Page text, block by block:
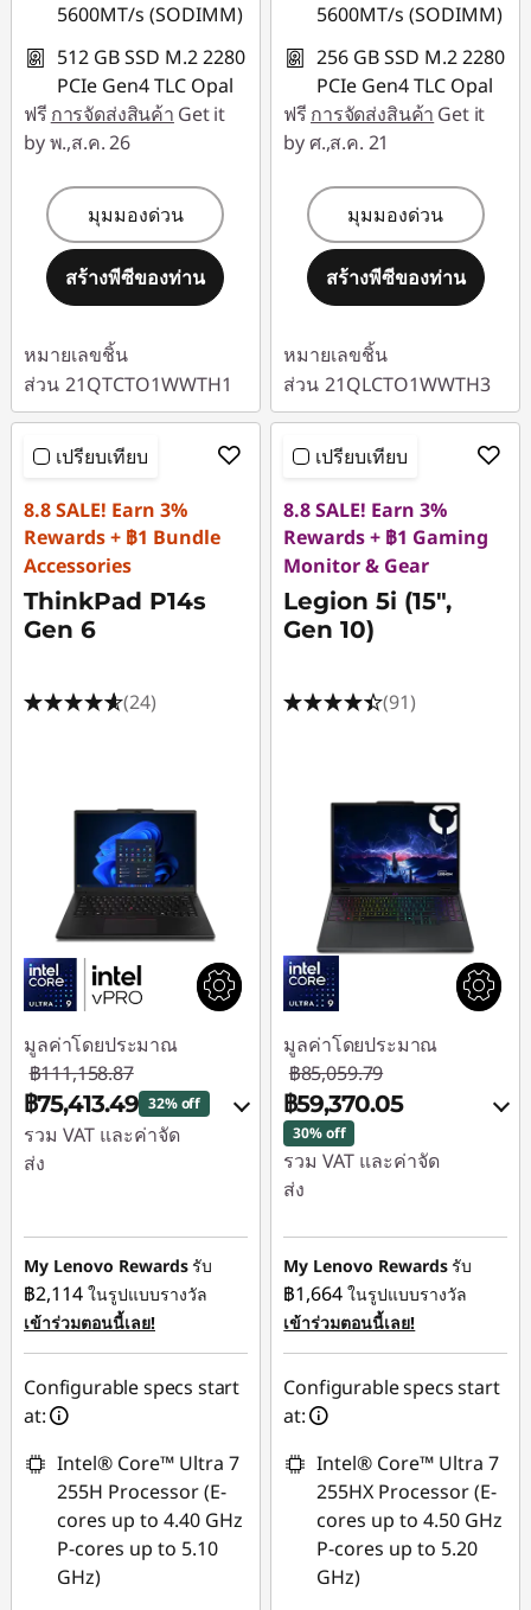
5600MT/s (SODIMM)
512 GB SSD M.2 2280
PCIe Gen4 TLC Opal
ฟรี การจัดส่งสินค้า Get it
by พ.,ส.ค. 26
มุมมองด่วน
สร้างพีซีของท่าน
หมายเลขชิ้น
ส่วน 21QTCTO1WWTH1
5600MT/s (SODIMM)
256 GB SSD M.2 2280
PCIe Gen4 TLC Opal
ฟรี การจัดส่งสินค้า Get it
by ศ.,ส.ค. 21
มุมมองด่วน
สร้างพีซีของท่าน
หมายเลขชิ้น
ส่วน 21QLCTO1WWTH3
เปรียบเทียบ
8.8 SALE! Earn 3%
Rewards + ฿1 Bundle
Accessories
ThinkPad P14s
Gen 6
(24)
มูลค่าโดยประมาณ
฿111,158.87
฿75,413.49 32% off
รวม VAT และค่าจัด
ส่ง
฿34,360.80
การประหยัด
eCoupon :-
฿1,384.58
ใช้ eCoupon :
My Lenovo Rewardsรับ
฿2,114 ในรูปแบบรางวัล
เข้าร่วมตอนนี้เลย!
Configurable specs start
at:
Intel® Core™ Ultra 7
255H Processor (E-
cores up to 4.40 GHz
P-cores up to 5.10
GHz)
เปรียบเทียบ
8.8 SALE! Earn 3%
Rewards + ฿1 Gaming
Monitor & Gear
Legion 5i (15",
Gen 10)
(91)
มูลค่าโดยประมาณ
฿85,059.79
฿59,370.05
30% off
รวม VAT และค่าจัด
ส่ง
ประหยัดทันที :-
฿25,391.70
หรือ
eCoupon :
฿25,689.74
combined
ใช้ eCoupon :
MIDNIGHT
My Lenovo Rewardsรับ
฿1,664 ในรูปแบบรางวัล
เข้าร่วมตอนนี้เลย!
Configurable specs start
at:
Intel® Core™ Ultra 7
255HX Processor (E-
cores up to 4.50 GHz
P-cores up to 5.20
GHz)